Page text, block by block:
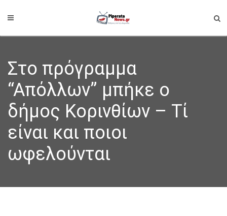
Στο πρόγραμμα
“Απόλλων” μπήκε ο
δήμος Κορινθίων – Τί
είναι και ποιοι
ωφελούνται